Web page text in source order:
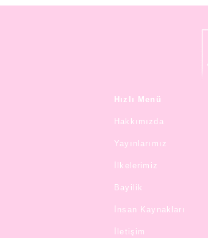
Hızlı Menü
Hakkımızda
Yayınlarımız
İlkelerimiz
Bayilik
İnsan Kaynakları
İletişim